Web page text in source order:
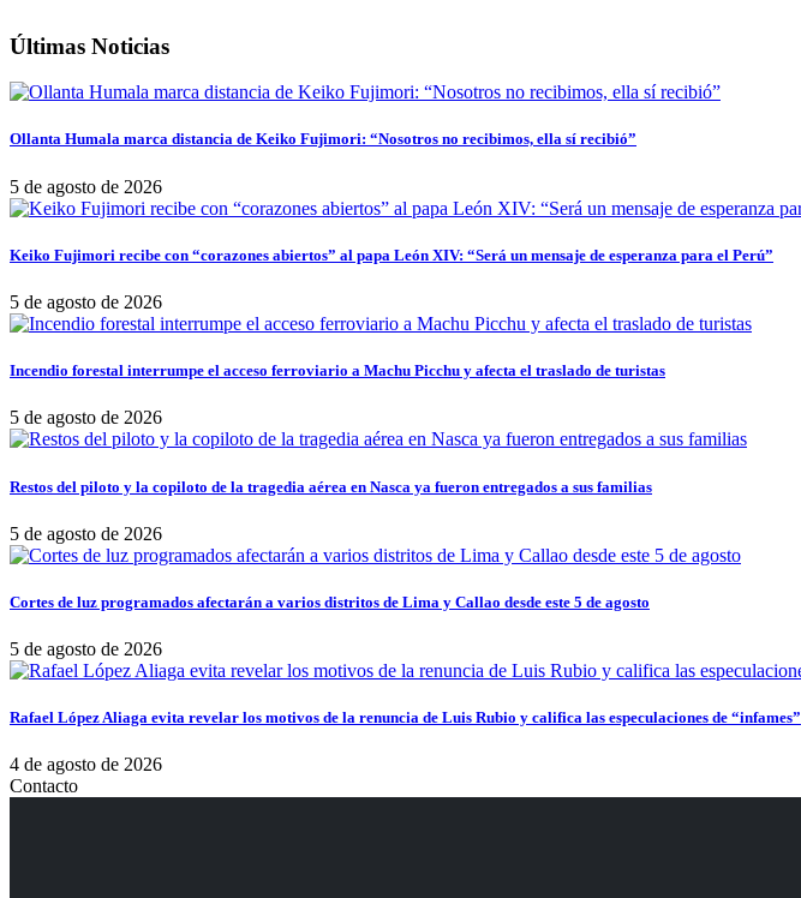
Últimas Noticias
Ollanta Humala marca distancia de Keiko Fujimori: “Nosotros no recibimos, ella sí recibió”
5 de agosto de 2026
Keiko Fujimori recibe con “corazones abiertos” al papa León XIV: “Será un mensaje de esperanza para el Perú”
5 de agosto de 2026
Incendio forestal interrumpe el acceso ferroviario a Machu Picchu y afecta el traslado de turistas
5 de agosto de 2026
Restos del piloto y la copiloto de la tragedia aérea en Nasca ya fueron entregados a sus familias
5 de agosto de 2026
Cortes de luz programados afectarán a varios distritos de Lima y Callao desde este 5 de agosto
5 de agosto de 2026
Rafael López Aliaga evita revelar los motivos de la renuncia de Luis Rubio y califica las especulaciones de “infames”
4 de agosto de 2026
Contacto